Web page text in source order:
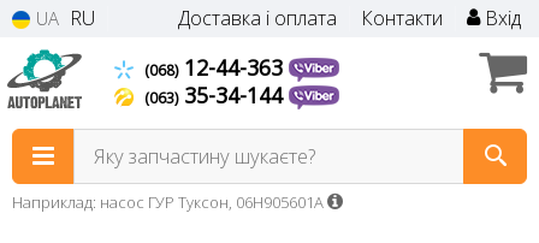
UA RU Доставка і оплата Контакти Вхід
(068)12-44-363
(063)35-34-144
Яку запчастину шукаєте?
Наприклад: насос ГУР Туксон, 06H905601A